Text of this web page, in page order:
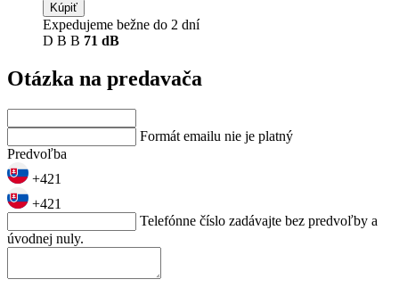
Kúpiť
Expedujeme bežne do 2 dní
D B B 71 dB
Otázka na predavača
Formát emailu nie je platný
Predvoľba
+421
+421
Telefónne číslo zadávajte bez predvoľby a
úvodnej nuly.